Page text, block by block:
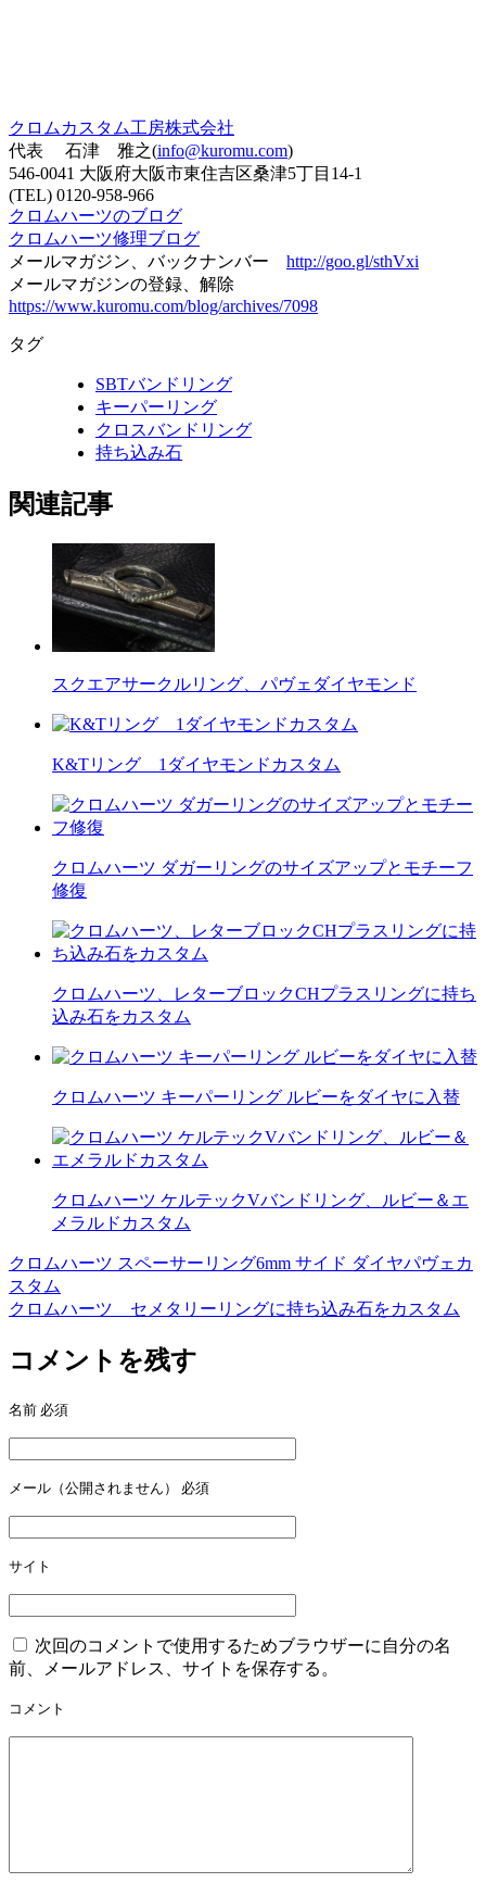
クロムカスタム工房株式会社
代表 石津 雅之(info@kuromu.com)
546-0041 大阪府大阪市東住吉区桑津5丁目14-1
(TEL) 0120-958-966
クロムハーツのブログ
クロムハーツ修理ブログ
メールマガジン、バックナンバー http://goo.gl/sthVxi
メールマガジンの登録、解除
https://www.kuromu.com/blog/archives/7098
タグ
SBTバンドリング
キーパーリング
クロスバンドリング
持ち込み石
関連記事
スクエアサークルリング、パヴェダイヤモンド
K&Tリング 1ダイヤモンドカスタム
クロムハーツ ダガーリングのサイズアップとモチーフ
修復
クロムハーツ、レターブロックCHプラスリングに持ち
込み石をカスタム
クロムハーツ キーパーリング ルビーをダイヤに入替
クロムハーツ ケルテックVバンドリング、ルビー＆エ
メラルドカスタム
投
稿
ビ
ゲ
ー
シ
ョ
ン
クロムハーツ スペーサーリング6mm サイド ダイヤパヴェカ
スタム
クロムハーツ セメタリーリングに持ち込み石をカスタム
コメントを残す
名前 必須
メール（公開されません） 必須
サイト
次回のコメントで使用するためブラウザーに自分の名
前、メールアドレス、サイトを保存する。
コメント